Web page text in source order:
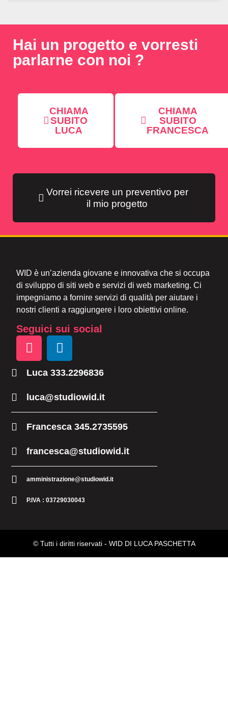
Hai un progetto e vorresti
parlarne con noi ?
CHIAMA
SUBITO
LUCA
CHIAMA
SUBITO
FRANCESCA
Vorrei ricevere un preventivo per
il mio progetto
WID è un’azienda giovane e innovativa che si occupa
di sviluppo di siti web e servizi di web marketing. Ci
impegniamo a fornire servizi di qualità per aiutare i
nostri clienti a raggiungere i loro obiettivi online.
Seguici sui social
Luca 333.2296836
luca@studiowid.it
Francesca 345.2735595
francesca@studiowid.it
amministrazione@studiowid.it
P.IVA : 03729030043
© Tutti i diritti riservati - WID DI LUCA PASCHETTA